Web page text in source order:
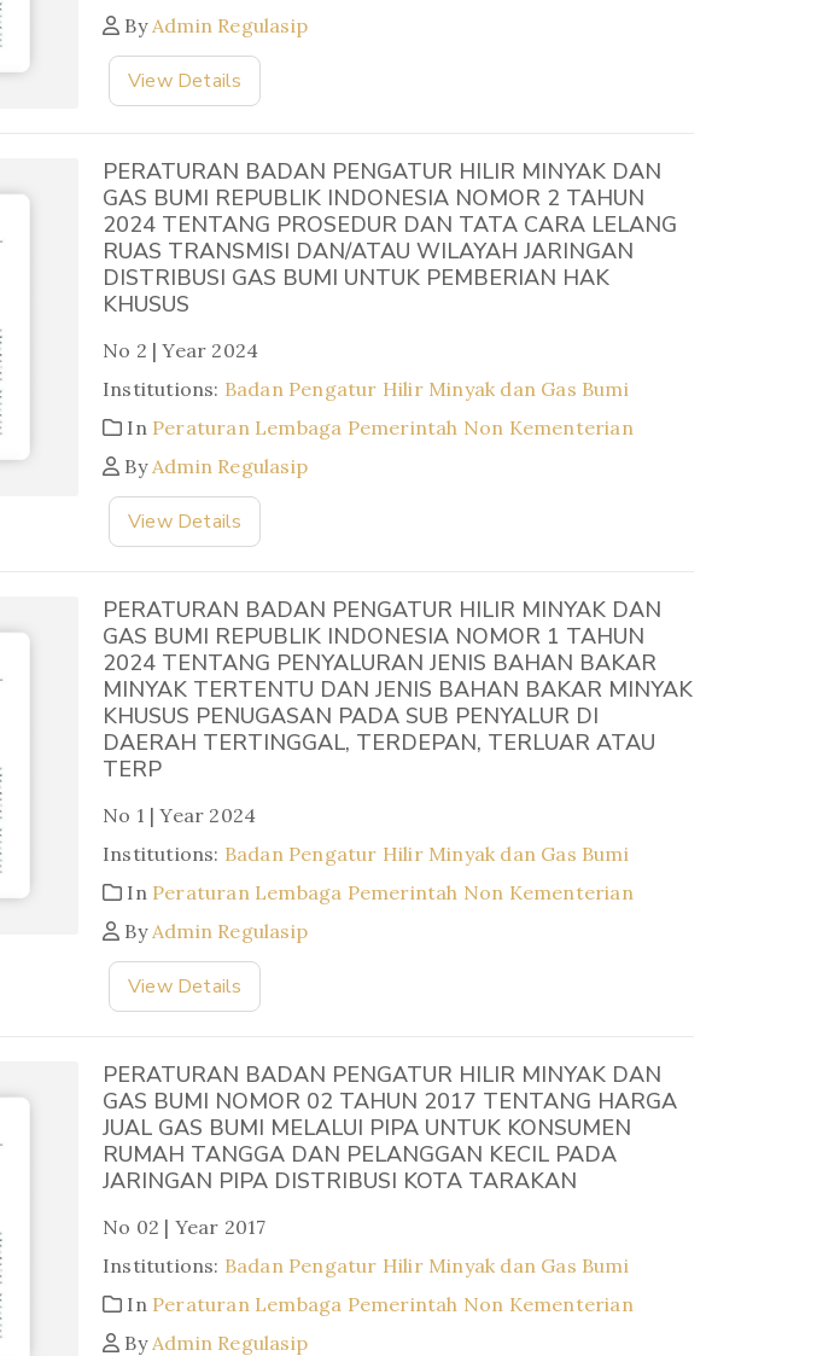
ByAdmin Regulasip
View Details
PERATURAN BADAN PENGATUR HILIR MINYAK DAN
GAS BUMI REPUBLIK INDONESIA NOMOR 2 TAHUN
2024 TENTANG PROSEDUR DAN TATA CARA LELANG
RUAS TRANSMISI DAN/ATAU WILAYAH JARINGAN
DISTRIBUSI GAS BUMI UNTUK PEMBERIAN HAK
KHUSUS
No 2 | Year 2024
Institutions: Badan Pengatur Hilir Minyak dan Gas Bumi
In Peraturan Lembaga Pemerintah Non Kementerian
ByAdmin Regulasip
View Details
PERATURAN BADAN PENGATUR HILIR MINYAK DAN
GAS BUMI REPUBLIK INDONESIA NOMOR 1 TAHUN
2024 TENTANG PENYALURAN JENIS BAHAN BAKAR
MINYAK TERTENTU DAN JENIS BAHAN BAKAR MINYAK
KHUSUS PENUGASAN PADA SUB PENYALUR DI
DAERAH TERTINGGAL, TERDEPAN, TERLUAR ATAU
TERP
No 1 | Year 2024
Institutions: Badan Pengatur Hilir Minyak dan Gas Bumi
In Peraturan Lembaga Pemerintah Non Kementerian
ByAdmin Regulasip
View Details
PERATURAN BADAN PENGATUR HILIR MINYAK DAN
GAS BUMI NOMOR 02 TAHUN 2017 TENTANG HARGA
JUAL GAS BUMI MELALUI PIPA UNTUK KONSUMEN
RUMAH TANGGA DAN PELANGGAN KECIL PADA
JARINGAN PIPA DISTRIBUSI KOTA TARAKAN
No 02 | Year 2017
Institutions: Badan Pengatur Hilir Minyak dan Gas Bumi
In Peraturan Lembaga Pemerintah Non Kementerian
ByAdmin Regulasip